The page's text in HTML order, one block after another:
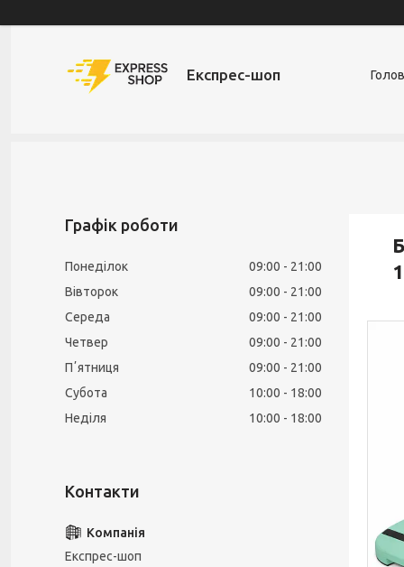
Експрес-шоп
Графік роботи
Понеділок 09:00
21:00
Вівторок
09:00
21:00
Середа
09:00
21:00
Четвер
09:00
21:00
Пʼятниця
09:00
21:00
Субота
10:00
18:00
Неділя
10:00 18:00
Експрес-шоп